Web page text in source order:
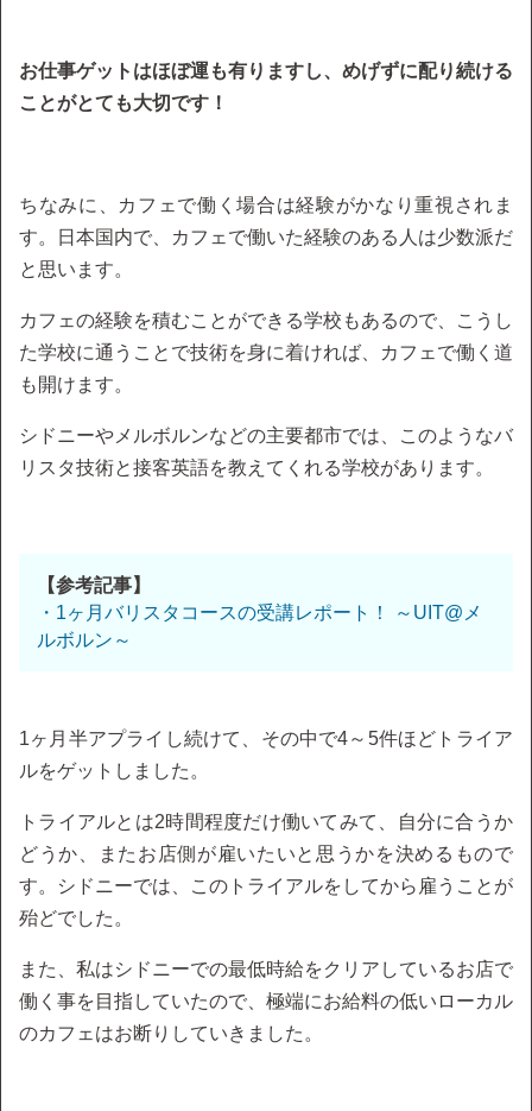
お仕事ゲットはほぼ運も有りますし、めげずに配り続ける
ことがとても大切です！
ちなみに、カフェで働く場合は経験がかなり重視されま
す。日本国内で、カフェで働いた経験のある人は少数派だ
と思います。
カフェの経験を積むことができる学校もあるので、こうし
た学校に通うことで技術を身に着ければ、カフェで働く道
も開けます。
シドニーやメルボルンなどの主要都市では、このようなバ
リスタ技術と接客英語を教えてくれる学校があります。
【参考記事】
・1ヶ月バリスタコースの受講レポート！ ～UIT@メ
ルボルン～
1ヶ月半アプライし続けて、その中で4～5件ほどトライア
ルをゲットしました。
トライアルとは2時間程度だけ働いてみて、自分に合うか
どうか、またお店側が雇いたいと思うかを決めるもので
す。シドニーでは、このトライアルをしてから雇うことが
殆どでした。
また、私はシドニーでの最低時給をクリアしているお店で
働く事を目指していたので、極端にお給料の低いローカル
のカフェはお断りしていきました。